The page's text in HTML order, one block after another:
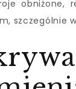
obniżone,
szczególnie